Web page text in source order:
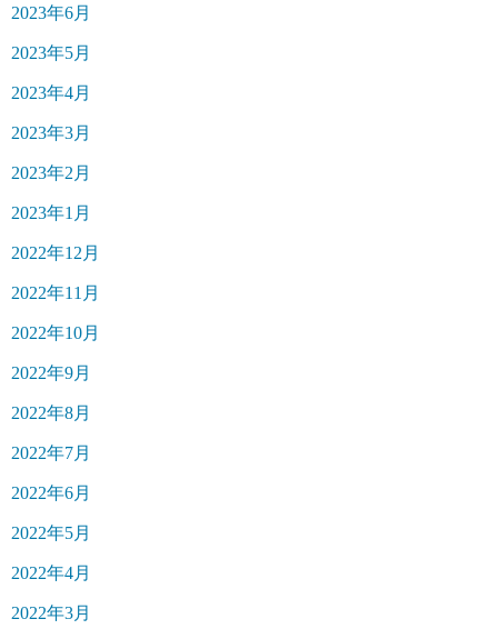
2023年6月
2023年5月
2023年4月
2023年3月
2023年2月
2023年1月
2022年12月
2022年11月
2022年10月
2022年9月
2022年8月
2022年7月
2022年6月
2022年5月
2022年4月
2022年3月